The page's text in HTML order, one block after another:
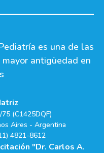
es una de las
antigüedad en
(C1425DQF)
Aires - Argentina
4821-8612
"Dr. Carlos A.